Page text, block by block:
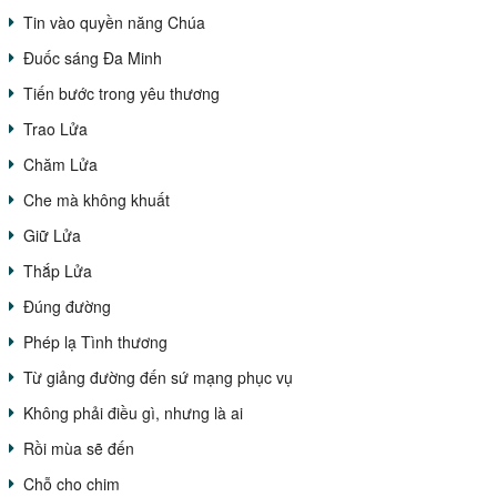
Tin vào quyền năng Chúa
Đuốc sáng Đa Minh
Tiến bước trong yêu thương
Trao Lửa
Chăm Lửa
Che mà không khuất
Giữ Lửa
Thắp Lửa
Đúng đường
Phép lạ Tình thương
Từ giảng đường đến sứ mạng phục vụ
Không phải điều gì, nhưng là ai
Rồi mùa sẽ đến
Chỗ cho chim